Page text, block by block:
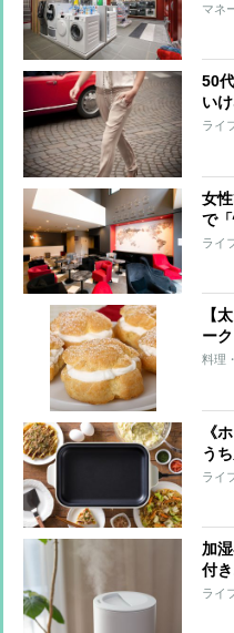
マネ
50
い
が解
ライ
女
で
テ
ライ
【
ー
た
料理
《
う
卓
ライ
加
付
で
ライ